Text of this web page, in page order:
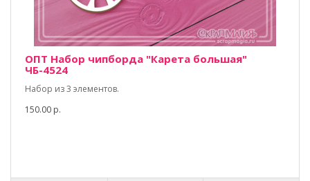
ОПТ Набор чипборда "Карета большая"
ЧБ-4524
Набор из 3 элементов.
150.00 р.